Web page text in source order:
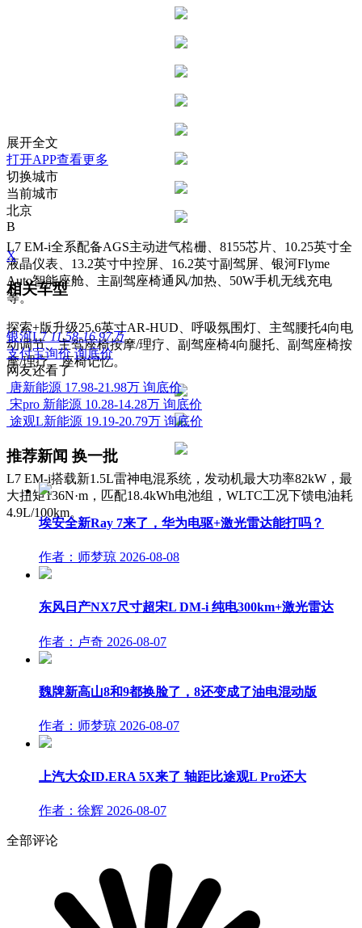
L7 EM-i全系配备AGS主动进气格栅、8155芯片、10.25英寸全
液晶仪表、13.2英寸中控屏、16.2英寸副驾屏、银河Flyme
Auto智能座舱、主副驾座椅通风/加热、50W手机无线充电
等。
探索+版升级25.6英寸AR-HUD、呼吸氛围灯、主驾腰托4向电
动调节、主驾座椅按摩/理疗、副驾座椅4向腿托、副驾座椅按
摩/理疗、座椅记忆。
L7 EM-i搭载新1.5L雷神电混系统，发动机最大功率82kW，最
大扭矩136N·m，匹配18.4kWh电池组，WLTC工况下馈电油耗
4.9L/100km。
展开全文
打开APP查看更多
切换城市
当前城市
北京
B
X
相关车型
银河L7 11.58-16.97万
支付宝询价 询底价
网友还看了
唐新能源 17.98-21.98万 询底价
宋pro 新能源 10.28-14.28万 询底价
途观L新能源 19.19-20.79万 询底价
推荐新闻 换一批
埃安全新Ray 7来了，华为电驱+激光雷达能打吗？
作者：师梦琼 2026-08-08
东风日产NX7尺寸超宋L DM-i 纯电300km+激光雷达
作者：卢奇 2026-08-07
魏牌新高山8和9都换脸了，8还变成了油电混动版
作者：师梦琼 2026-08-07
上汽大众ID.ERA 5X来了 轴距比途观L Pro还大
作者：徐辉 2026-08-07
全部评论